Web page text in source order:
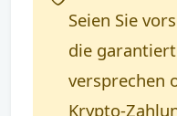
Seien Sie
die
versprechen
Krypto-